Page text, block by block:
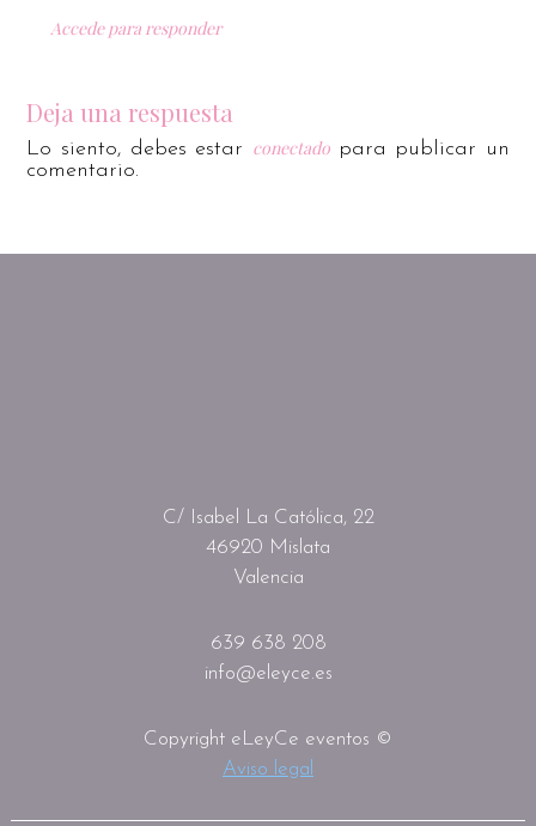
Accede para responder
Deja una respuesta
Lo siento, debes estar conectadopara publicar un
comentario.
C/ Isabel La Católica, 22
46920 Mislata
Valencia
639 638 208
info@eleyce.es
Copyright eLeyCe eventos ©
Aviso legal